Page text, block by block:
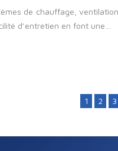
de chauffage,
d’entretien en font une…
1 2 3